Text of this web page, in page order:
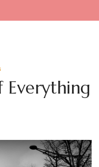
Everything